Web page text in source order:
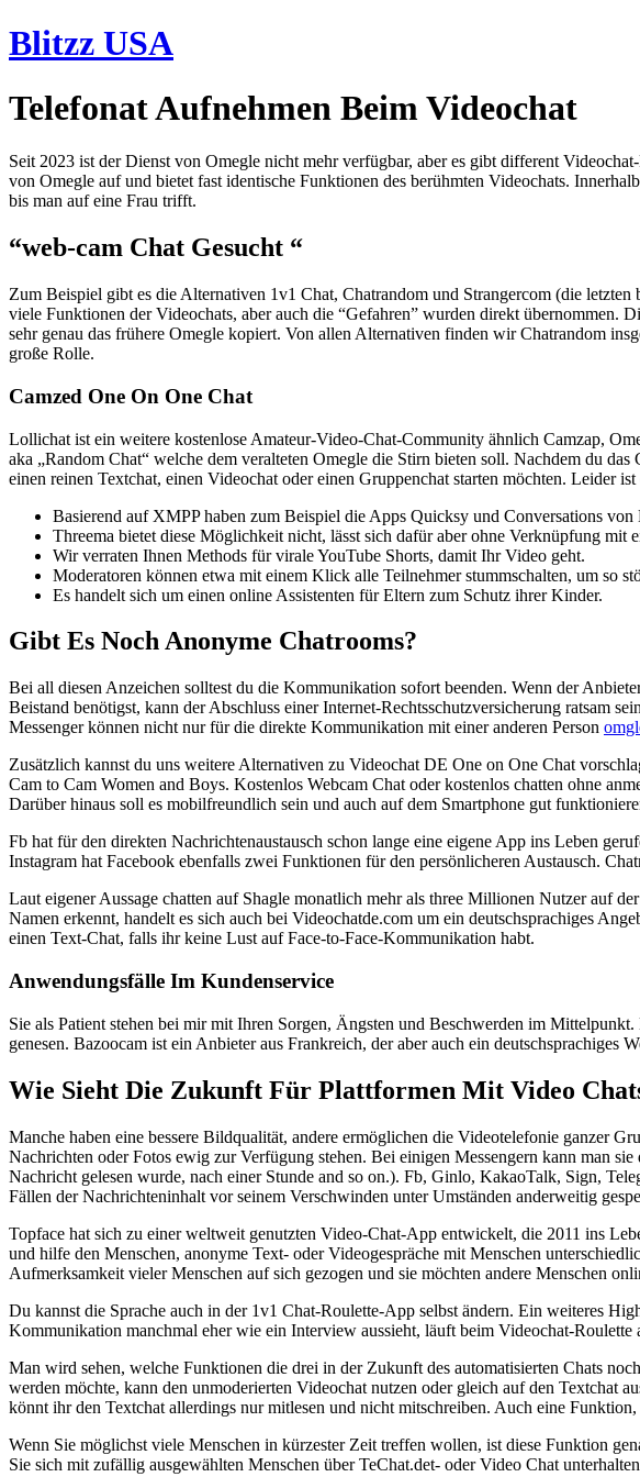
Skip
to
Blitzz USA
Telefonat Aufnehmen Beim Videochat
Seit 2023 ist der Dienst von Omegle nicht mehr verfügbar, aber es gibt different
von Omegle auf und bietet fast identische Funktionen des berühmten Videochats.
bis man auf eine Frau trifft.
“web-cam Chat Gesucht “
Zum Beispiel gibt es die Alternativen 1v1 Chat, Chatrandom und Strangercom (die
viele Funktionen der Videochats, aber auch die “Gefahren” wurden direkt übernommen.
sehr genau das frühere Omegle kopiert. Von allen Alternativen finden wir Chatrandom
große Rolle.
Camzed One On One Chat
Lollichat ist ein weitere kostenlose Amateur-Video-Chat-Community ähnlich Camzap,
aka „Random Chat“ welche dem veralteten Omegle die Stirn bieten soll. Nachdem du
einen reinen Textchat, einen Videochat oder einen Gruppenchat starten möchten. Leider
Basierend auf XMPP haben zum Beispiel die Apps Quicksy und Conversations
Threema bietet diese Möglichkeit nicht, lässt sich dafür aber ohne Verknüpfung mit
Wir verraten Ihnen Methods für virale YouTube Shorts, damit Ihr Video geht.
Moderatoren können etwa mit einem Klick alle Teilnehmer stummschalten, um so
Es handelt sich um einen online Assistenten für Eltern zum Schutz ihrer Kinder.
Gibt Es Noch Anonyme Chatrooms?
Bei all diesen Anzeichen solltest du die Kommunikation sofort beenden. Wenn der
Beistand benötigst, kann der Abschluss einer Internet-Rechtsschutzversicherung ratsam
Messenger können nicht nur für die direkte Kommunikation mit einer anderen Person
Zusätzlich kannst du uns weitere Alternativen zu Videochat DE One on One Chat
Cam to Cam Women and Boys. Kostenlos Webcam Chat oder kostenlos chatten ohne
Darüber hinaus soll es mobilfreundlich sein und auch auf dem Smartphone gut
Fb hat für den direkten Nachrichtenaustausch schon lange eine eigene App ins Leben
Instagram hat Facebook ebenfalls zwei Funktionen für den persönlicheren Austausch.
Laut eigener Aussage chatten auf Shagle monatlich mehr als three Millionen Nutzer auf
Namen erkennt, handelt es sich auch bei Videochatde.com um ein deutschsprachiges
einen Text-Chat, falls ihr keine Lust auf Face-to-Face-Kommunikation habt.
Anwendungsfälle Im Kundenservice
Sie als Patient stehen bei mir mit Ihren Sorgen, Ängsten und Beschwerden im
genesen. Bazoocam ist ein Anbieter aus Frankreich, der aber auch ein
Wie Sieht Die Zukunft Für Plattformen Mit Video
Manche haben eine bessere Bildqualität, andere ermöglichen die Videotelefonie ganzer
Nachrichten oder Fotos ewig zur Verfügung stehen. Bei einigen Messengern kann man
Nachricht gelesen wurde, nach einer Stunde and so on.). Fb, Ginlo, KakaoTalk, Sign,
Fällen der Nachrichteninhalt vor seinem Verschwinden unter Umständen anderweitig
Topface hat sich zu einer weltweit genutzten Video-Chat-App entwickelt, die 2011 ins
und hilfe den Menschen, anonyme Text- oder Videogespräche mit Menschen
Aufmerksamkeit vieler Menschen auf sich gezogen und sie möchten andere Menschen
Du kannst die Sprache auch in der 1v1 Chat-Roulette-App selbst ändern. Ein weiteres
Kommunikation manchmal eher wie ein Interview aussieht, läuft beim Videochat-
Man wird sehen, welche Funktionen die drei in der Zukunft des automatisierten Chats
werden möchte, kann den unmoderierten Videochat nutzen oder gleich auf den Textchat
könnt ihr den Textchat allerdings nur mitlesen und nicht mitschreiben. Auch eine
Wenn Sie möglichst viele Menschen in kürzester Zeit treffen wollen, ist diese Funktion
Sie sich mit zufällig ausgewählten Menschen über TeChat.det- oder Video Chat